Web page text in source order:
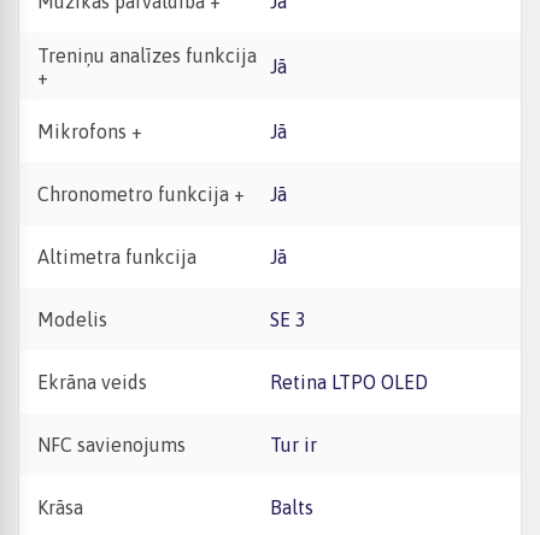
Treniņu analīzes funkcija
+
Jā
Mikrofons + Jā
Chronometro funkcija + Jā
Altimetra funkcija Jā
Modelis SE 3
Ekrāna veids Retina LTPO OLED
NFC savienojums Tur ir
Krāsa Balts